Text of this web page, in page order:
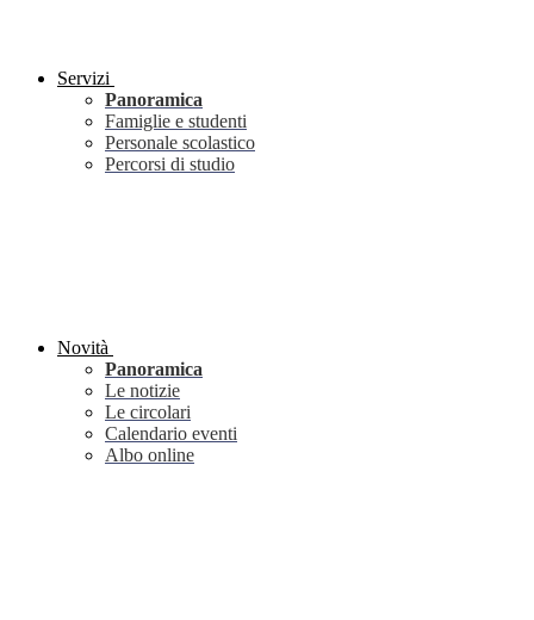
Servizi
Panoramica
Famiglie e studenti
Personale scolastico
Percorsi di studio
Novità
Panoramica
Le notizie
Le circolari
Calendario eventi
Albo online